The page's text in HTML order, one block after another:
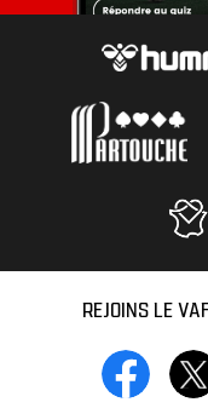
REJOINS LE